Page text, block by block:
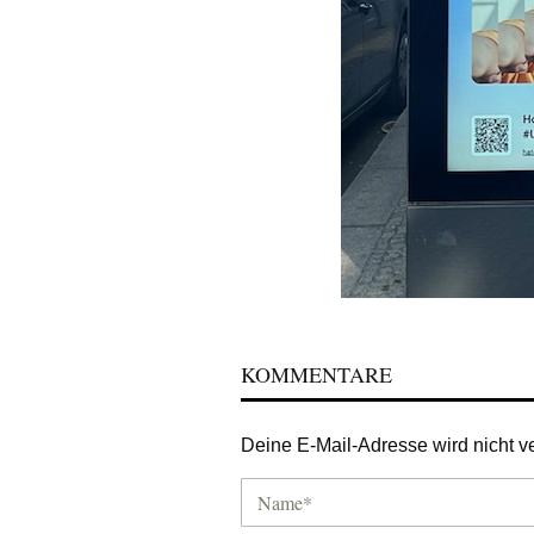
KOMMENTARE
Deine E-Mail-Adresse wird nicht